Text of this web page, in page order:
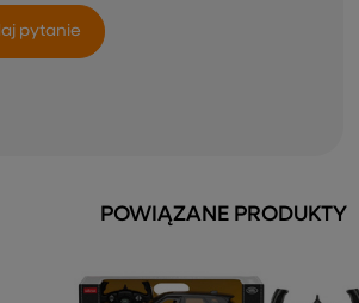
pytanie
POWIĄZANE PRODUKTY